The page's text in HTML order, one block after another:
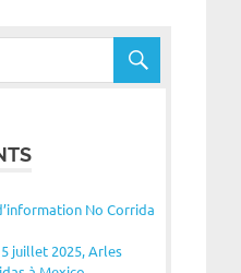
No Corrida
juillet 2025, Arles